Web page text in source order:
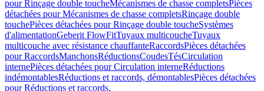
pour Rinçage double toucheMécanismes de chasse completsPièces
détachées pour Mécanismes de chasse completsRinçage double
touchePièces détachées pour Rinçage double toucheSystèmes
d'alimentationGeberit FlowFitTuyaux multicoucheTuyaux
multicouche avec résistance chauffanteRaccordsPièces détachées
pour RaccordsManchonsRéductionsCoudesTésCirculation
internePièces détachées pour Circulation interneRéductions
indémontablesRéductions et raccords, démontablesPièces détachées
pour Réductions et raccords,